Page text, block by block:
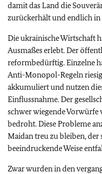
damit das Land die
zurückerhält und endlich in
Die ukrainische Wirtschaft
Ausmaßes erlebt. Der
reformbedürftig. Einzelne
Anti-Monopol-Regeln
akkumuliert und nutzen
Einflussnahme. Der
schwer wiegende
bedroht. Diese Probleme
Maidan treu zu bleiben, der
beeindruckende Weise
Zwar wurden in den